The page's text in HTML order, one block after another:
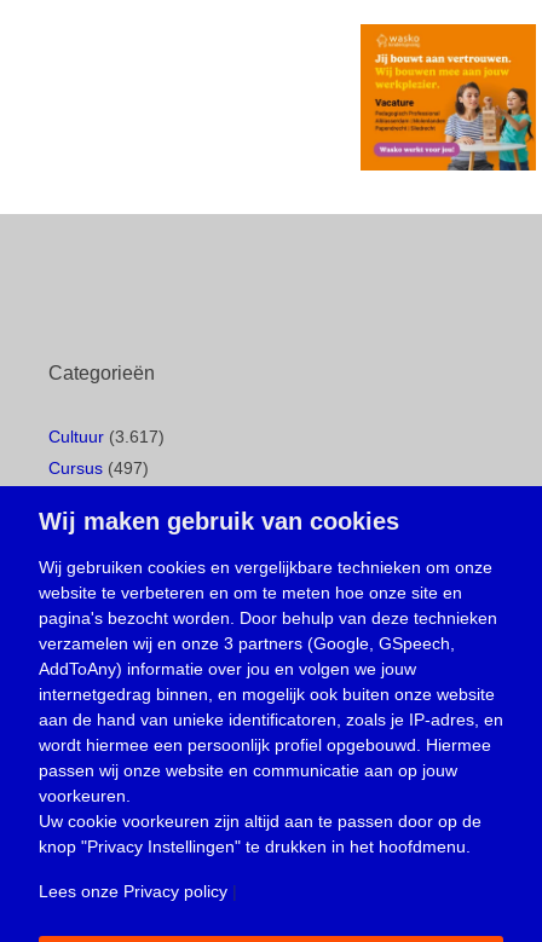
Categorieën
Cultuur (3.617)
Cursus (497)
Gemeentepagina(104)
Ingezonden brief(538)
Media(156)
Nieuws (23.329)
Oproep(734)
Overlijden(39)
Podcast(18)
prijsvraag (5)
Religie (1.438)
Service(226)
Wij maken gebruik van cookies
Wij gebruiken cookies en vergelijkbare technieken om onze
website te verbeteren en om te meten hoe onze site en
pagina's bezocht worden. Door behulp van deze technieken
verzamelen wij en onze 3 partners (Google, GSpeech,
AddToAny) informatie over jou en volgen we jouw
internetgedrag binnen, en mogelijk ook buiten onze website
aan de hand van unieke identificatoren, zoals je IP-adres, en
wordt hiermee een persoonlijk profiel opgebouwd. Hiermee
passen wij onze website en communicatie aan op jouw
voorkeuren.
Uw cookie voorkeuren zijn altijd aan te passen door op de
knop "Privacy Instellingen" te drukken in het hoofdmenu.
Lees onze Privacy policy |